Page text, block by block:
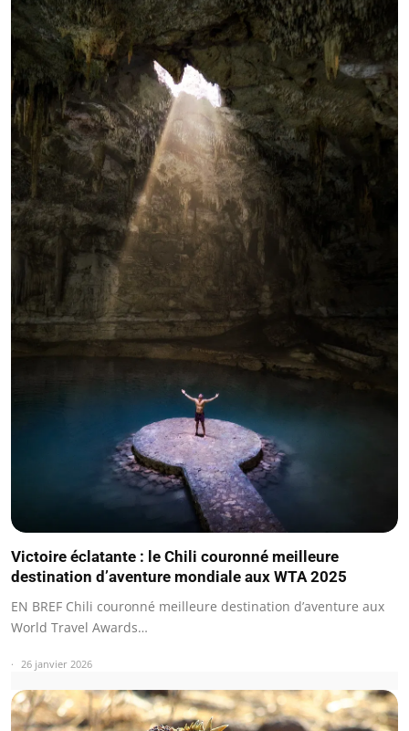
Victoire éclatante : le Chili couronné meilleure
destination d’aventure mondiale aux WTA 2025
EN BREF Chili couronné meilleure destination d’aventure aux
World Travel Awards…
26 janvier 2026